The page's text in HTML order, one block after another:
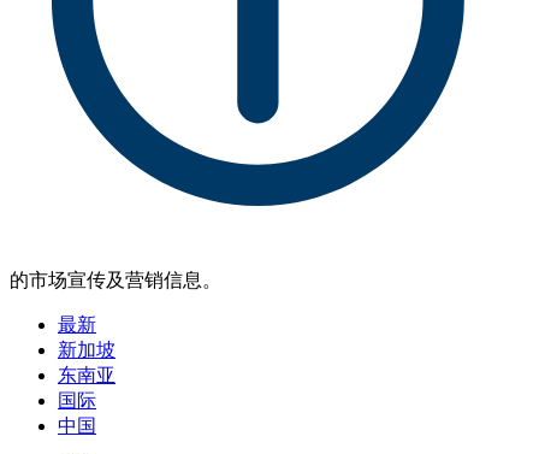
的市场宣传及营销信息。
最新
新加坡
东南亚
国际
中国